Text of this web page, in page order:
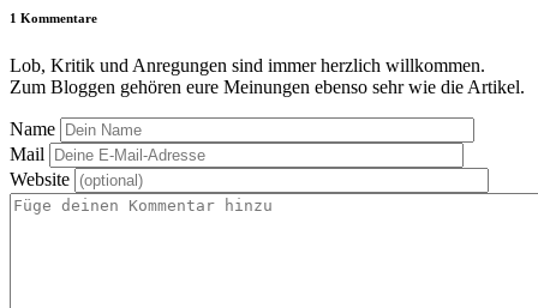
1 Kommentare
Lob, Kritik und Anregungen sind immer herzlich willkommen.
Zum Bloggen gehören eure Meinungen ebenso sehr wie die Artikel.
Name
Mail
Website